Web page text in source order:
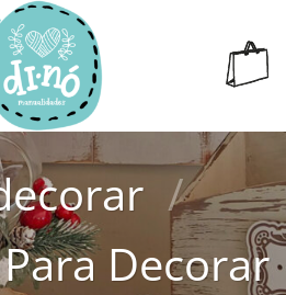
/
Decorar